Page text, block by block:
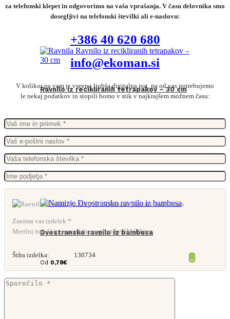
Ravnilo iz recikliranih tetrapakov – 30 cm
Dvostransko ravnilo iz bambusa
Od 0,78€
za telefonski klepet in odgovorimo na vaša vprašanja. V času delovnika smo
dosegljivi na telefonski številki ali e-naslovu:
+386 40 620 680
info@ekoman.si
V kolikor pa vam je vseeno ljubša digitalna pot, pa od vas potrebujemo
le nekaj podatkov in stopili bomo v stik v najkrajšem možnem času:
Zanima vas izdelek *
Merilni trak Grip iz reciklirane plastike 5M/19mm
Šifra izdelka: 130734